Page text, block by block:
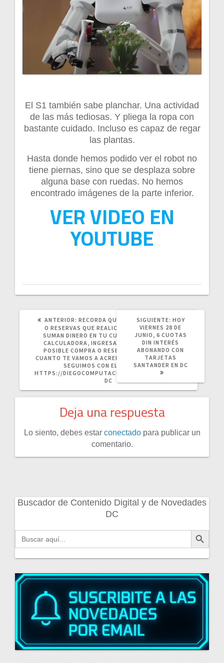
El S1 también sabe planchar. Una actividad
de las más tediosas. Y pliega la ropa con
bastante cuidado. Incluso es capaz de regar
las plantas.
Hasta donde hemos podido ver el robot no
tiene piernas, sino que se desplaza sobre
alguna base con ruedas. No hemos
encontrado imágenes de la parte inferior.
VER VIDEO EN
YOUTUBE
ANTERIOR: POST
ANTERIOR:
RECORDA QUE CON TUS COMPRAS
O RESERVAS QUE REALICES DESDE EL SITIO
SUMAN DINERO EN TU CUENTA… CONOCE LA
CALCULADORA, INGRESA EL IMPORTE DE TU
POSIBLE COMPRA O RESERVA Y TE CALCULA
CUANTO TE VAMOS A ACREDITAR EN TU CUENTA.
SEGUIMOS CON EL CASHBACK.
HTTPS://DIEGOCOMPUTACION.COM.AR/PUNTOS-
DC
SIGUIENTE: SIGUIENTE
POST:
HOY
VIERNES 28 DE
JUNIO, 6 CUOTAS
DIN INTERÉS
ABONANDO CON
TARJETAS
SANTANDER EN DC
Deja una respuesta
Lo siento, debes estar conectadopara publicar un
comentario.
Buscador de Contenido Digital y de Novedades
DC
Buscar: Botón de búsqueda